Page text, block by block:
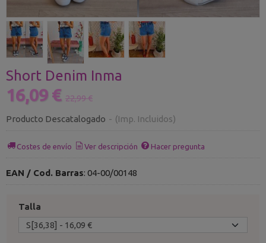
Short Denim Inma
16,09 € 22,99 €
Producto Descatalogado - (Imp. Incluidos)
Costes de envío Ver descripción Hacer pregunta
EAN / Cod. Barras: 04-00/00148
Talla